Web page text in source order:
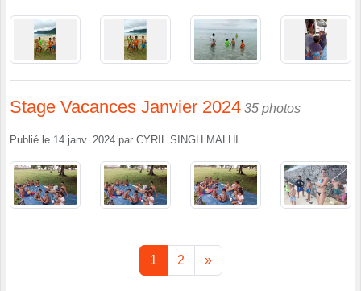
Stage Vacances Janvier 2024 35 photos
Publié le 14 janv. 2024 par CYRIL SINGH MALHI
1 2 »